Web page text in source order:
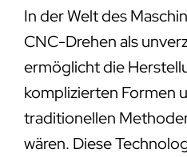
In der Welt des
CNC-Drehen als
ermöglicht die
komplizierten Formen
traditionellen
wären. Diese